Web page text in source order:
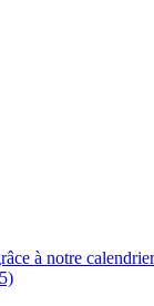
à notre calendrier